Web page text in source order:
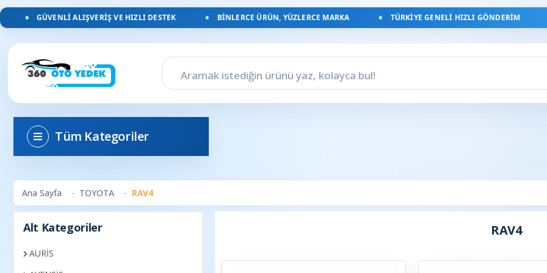
GÜVENLI ALIŞVERIŞ VE HIZLI DESTEK BINLERCE ÜRÜN, YÜZLERCE MARKA TÜRKIYE GENELI HIZLI GÖNDERIM
Tüm Kategoriler
Ana Sayfa TOYOTA RAV4
Alt Kategoriler
AURİS
RAV4